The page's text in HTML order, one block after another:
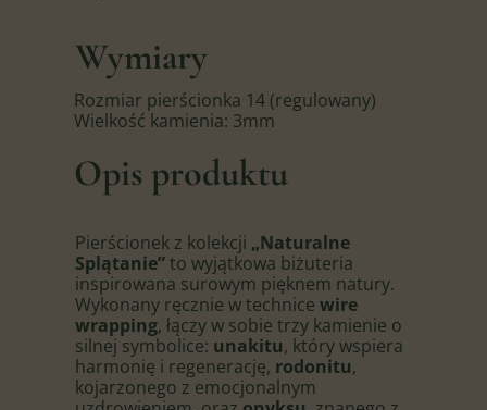
Opis produktu
Pierścionek z kolekcji „Naturalne
Splątanie”to wyjątkowa biżuteria
inspirowana surowym pięknem natury.
Wykonany ręcznie w technice wire
wrapping, łączy w sobie trzy kamienie o
silnej symbolice: unakitu, który wspiera
harmonię i regenerację, rodonitu,
kojarzonego z emocjonalnym
Wymiary
Rozmiar pierścionka 14 (regulowany)
Wielkość kamienia: 3mm